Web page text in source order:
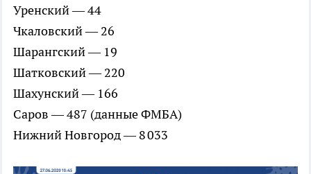
Уренский — 44
Чкаловский — 26
Шарангский — 19
Шатковский — 220
Шахунский — 166
Саров — 487 (данные ФМБА)
Нижний Новгород — 8 033